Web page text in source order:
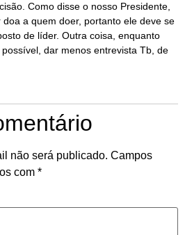
Como disse o nosso Presidente,
a quem doer, portanto ele deve se
de líder. Outra coisa, enquanto
dar menos entrevista Tb, de
não será publicado. Campos
com *